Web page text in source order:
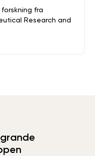
fra
Research and